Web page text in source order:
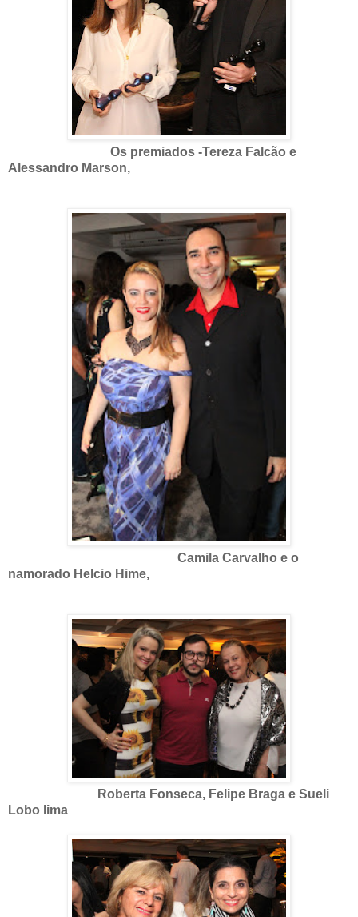
Os premiados -Tereza Falcão e
Alessandro Marson,
Camila Carvalho e o
namorado Helcio Hime,
Roberta Fonseca, Felipe Braga e Sueli
Lobo lima